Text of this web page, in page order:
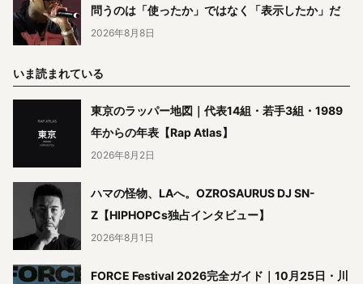
問うのは「使ったか」ではなく「表示したか」だ
2026年8月8日
いま読まれている
東京のラッパー地図｜代表14組・若手3組・1989
年からの年表【Rap Atlas】
2026年8月2日
ハマの怪物、LAへ。OZROSAURUS DJ SN-
Z【HIPHOPCs独占インタビュー】
2026年8月1日
FORCE Festival 2026完全ガイド｜10月25日・川